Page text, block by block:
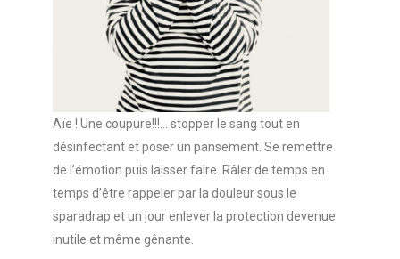
Aïe ! Une coupure!!!… stopper le sang tout en
désinfectant et poser un pansement. Se remettre
de l’émotion puis laisser faire. Râler de temps en
temps d’être rappeler par la douleur sous le
sparadrap et un jour enlever la protection devenue
inutile et même gênante.